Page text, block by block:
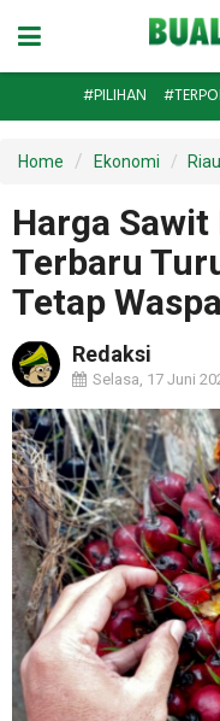
#PILIHAN
Home Ekonomi Riau
Harga Sawit
Terbaru
Tetap
Redaksi
Selasa, 17 Juni